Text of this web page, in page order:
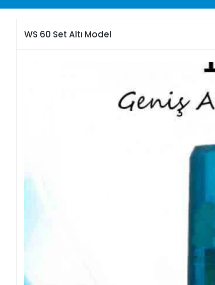
WS 60 Set Altı Model